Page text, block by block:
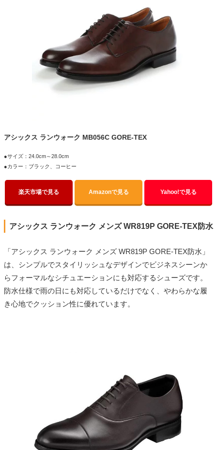
アシックス ランウォーク MB056C GORE-TEX
●サイズ：24.0cm～28.0cm
●カラー：ブラック、コーヒー
楽天市場で見る Amazonで見る Yahoo!で見る
アシックス ランウォーク メンズ WR819P GORE-TEX防水
「アシックス ランウォーク メンズ WR819P GORE-TEX防水」
は、シンプルでスタイリッシュなデザインでビジネスシーンか
らフォーマルなシチュエーションにも対応するシューズです。
防水仕様で雨の日にも対応しているだけでなく、やわらかな履
き心地でクッション性に優れています。